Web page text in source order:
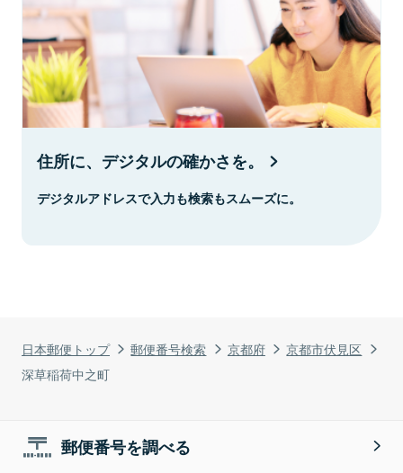
日本郵便トップ 郵便番号検索 京都府
京都市伏見区
深草稲荷中之町
住所に、デジタルの確かさを。
デジタルアドレスで入力も検索もスムーズに。
郵便番号を調べる